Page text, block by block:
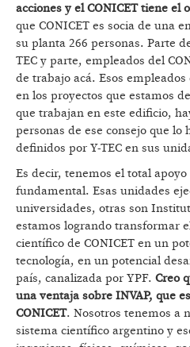
acciones y el CONICET tiene el
que CONICET es socia de una
su planta 266 personas. Parte
TEC y parte, empleados del
de trabajo acá. Esos
en los proyectos que estamos
que trabajan en este edificio,
personas de ese consejo que lo
definidos por Y-TEC en sus
Es decir, tenemos el total apoyo
fundamental. Esas unidades
universidades, otras son
estamos logrando transformar
científico de CONICET en un
tecnología, en un potencial
país, canalizada por YPF. Creo
una ventaja sobre INVAP, que
CONICET. Nosotros tenemos a
sistema científico argentino y